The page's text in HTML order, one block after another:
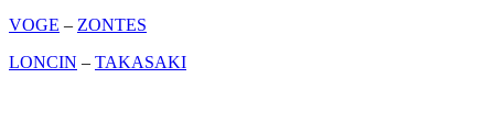
VOGE – ZONTES
LONCIN – TAKASAKI